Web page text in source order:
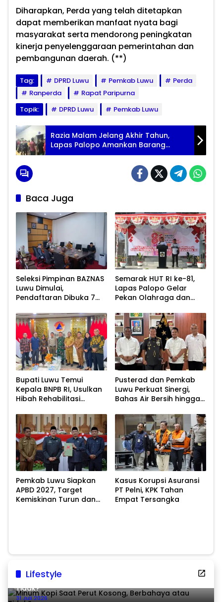
Diharapkan, Perda yang telah ditetapkan
dapat memberikan manfaat nyata bagi
masyarakat serta mendorong peningkatan
kinerja penyelenggaraan pemerintahan dan
pembangunan daerah. (**)
Tag: DPRD Luwu Pemkab Luwu
Perda
Ranperda
Rapat Paripurna
Topik:
DPRD Luwu Pemkab Luwu
Razia Malam Jelang Akhir Tahun,
Lapas Palopo Amankan Barang
Terlarang
Baca Juga
Seleksi Pimpinan BAZNAS
Luwu Dimulai,
Pendaftaran Dibuka 7
Semarak HUT RI ke-81,
Lapas Palopo Gelar
Pekan Olahraga dan
Bupati Luwu Temui
Kepala BNPB RI, Usulkan
Hibah Rehabilitasi
Pusterad dan Pemkab
Luwu Perkuat Sinergi,
Bahas Air Bersih hingga
Pascabencana
Pemkab Luwu Siapkan
APBD 2027, Target
Kemiskinan Turun dan
Kasus Korupsi Asuransi
PT Pelni, KPK Tahan
Empat Tersangka
Lifestyle
Minum Kopi Saat Perut Kosong, Berbahaya atau
Tidak?
31 Juli 2026